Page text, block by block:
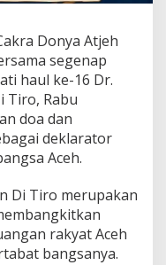
Donya Atjeh
segenap
haul ke-16 Dr.
Tiro, Rabu
doa dan
deklarator
Aceh.
Di Tiro merupakan
rakyat Aceh
bangsanya.